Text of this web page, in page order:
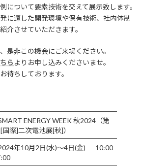
について要素技術を交えて展示致します。
に適した開発環境や保有技術、社内体制
介させていただきます。
是非この機会にご来場ください。
ら よりお申し込みくださいませ。
待ちしております。
ENERGY WEEK 秋2024（第
国際]二次電池展[秋]）
年10月2日(水)～4日(金) 10:00